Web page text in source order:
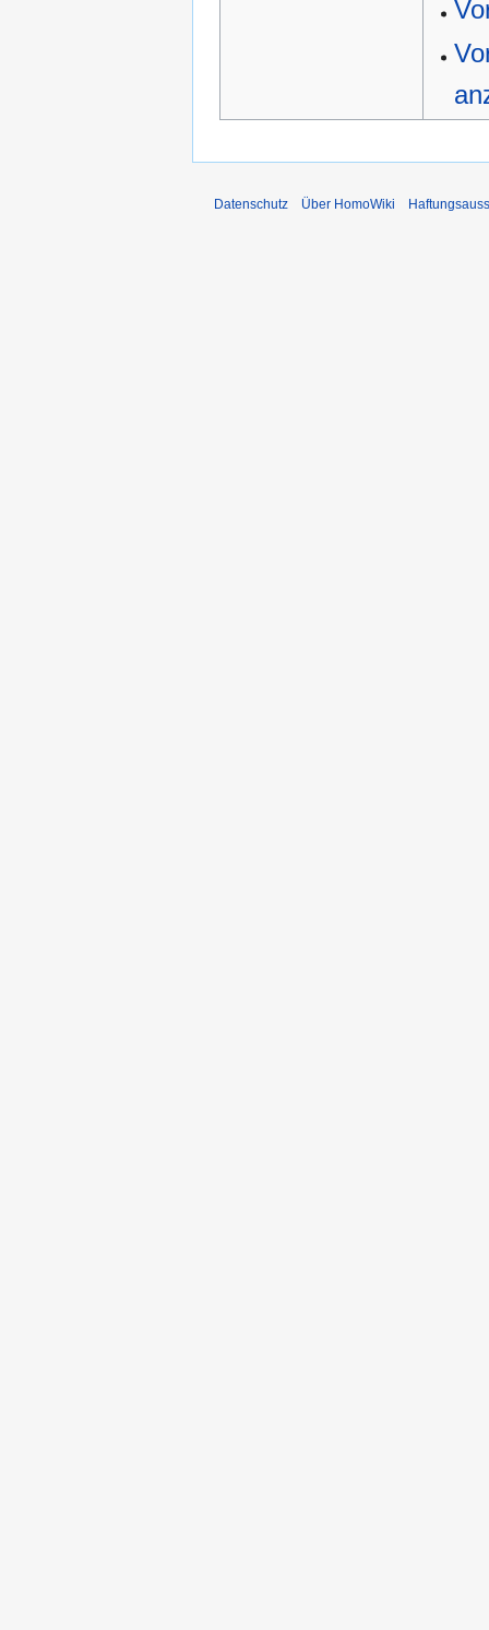
Datenschutz Über HomoWiki